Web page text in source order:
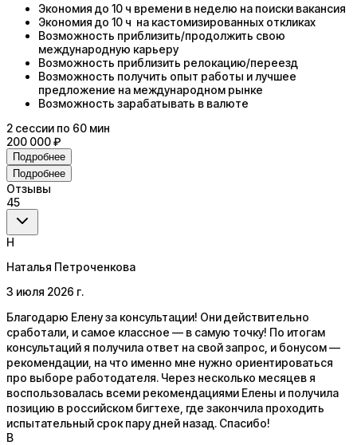
Экономия до 10 ч времени в неделю на поиски вакансия
Экономия до 10 ч на кастомизированных откликах
Возможность приблизить/продолжить свою
международную карьеру
Возможность приблизить релокацию/переезд
Возможность получить опыт работы и лучшее
предложение на международном рынке
Возможность зарабатывать в валюте
2 сессии по 60 мин
200 000 ₽
Подробнее
Подробнее
Отзывы
45
Н
Наталья Петроченкова
3 июля 2026 г.
Благодарю Елену за консультации! Они действительно
сработали, и самое классное — в самую точку! По итогам
консультаций я получила ответ на свой запрос, и бонусом —
рекомендации, на что именно мне нужно ориентироваться
про выборе работодателя. Через несколько месяцев я
воспользовалась всеми рекомендациями Елены и получила
позицию в российском бигтехе, где закончила проходить
испытательный срок пару дней назад. Спасибо!
В